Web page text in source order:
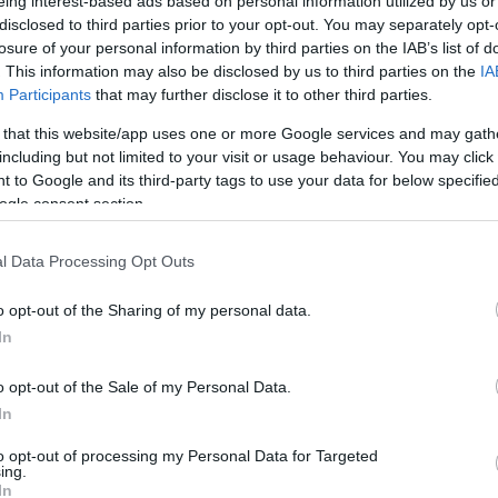
to third parties prior to your opt-out. You may separately
of your personal information by third parties on the IAB’s list of
This information may also be disclosed by us to third parties on the
Participants that may further disclose it to other third parties.
that this website/app uses one or more Google services and may
but not limited to your visit or usage behaviour. You may
to Google and its third-party tags to use your data for below
consent section.
Data Processing Opt Outs
opt-out of the Sharing of my personal data.
opt-out of the Sale of my Personal Data.
opt-out of processing my Personal Data for Targeted
turisztikai célú létesítmény.
tízmilliárdos fejlesztési támogatásáról döntött.
üzemeltetett kisvasutakra jut, a MÁV 1,4, a többi
A magyarországi keskeny nyomtávú vonalak
2016-ban a 21 kisvasúton 1,38 millióan utaztak.
Múzeumvasút, a lillafüredi, a gyöngyösi, a
vasút újul meg központi költségvetési forrásból.
készülhet a nagycenk–fertődi, a nyírvidék–sóstói, a
bővítésére, továbbá a bicske–felcsúti és az
a mesztegnyői és a kaszói vasutat megyei